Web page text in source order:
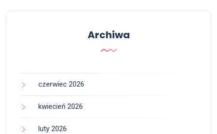
Archiwa
czerwiec 2026
kwiecień 2026
luty 2026